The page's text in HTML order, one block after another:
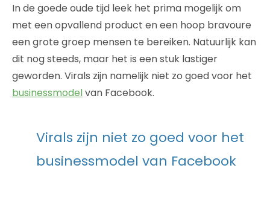
In de goede oude tijd leek het prima mogelijk om
met een opvallend product en een hoop bravoure
een grote groep mensen te bereiken. Natuurlijk kan
dit nog steeds, maar het is een stuk lastiger
geworden. Virals zijn namelijk niet zo goed voor het
businessmodelvan Facebook.
Virals zijn niet zo goed voor het
businessmodel van Facebook